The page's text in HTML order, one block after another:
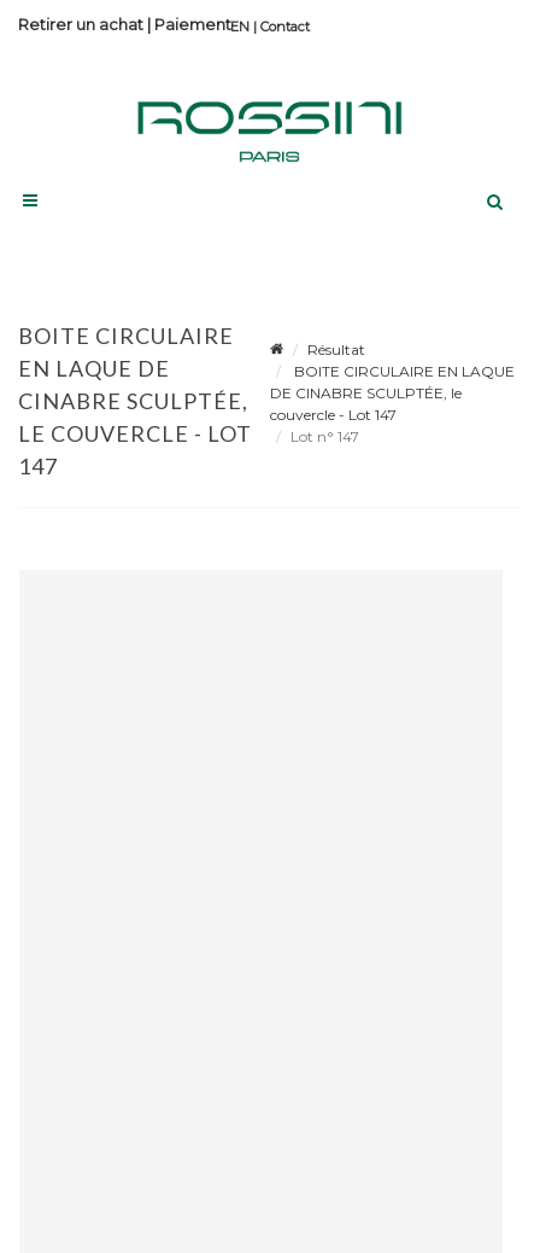
Contact
Retirer un achat | Paiement
BOITE CIRCULAIRE
EN LAQUE DE
CINABRE SCULPTÉE,
LE COUVERCLE - LOT
147
Résultat
BOITE CIRCULAIRE EN LAQUE
DE CINABRE SCULPTÉE, le
couvercle - Lot 147
Lot n° 147